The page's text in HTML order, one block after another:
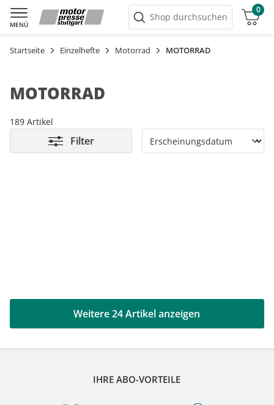
MENÜ
Shop durchsuchen
0
Warenkorb
Startseite Einzelhefte Motorrad MOTORRAD
MOTORRAD
189 Artikel
Filter
Weitere 24 Artikel anzeigen
IHRE ABO-VORTEILE